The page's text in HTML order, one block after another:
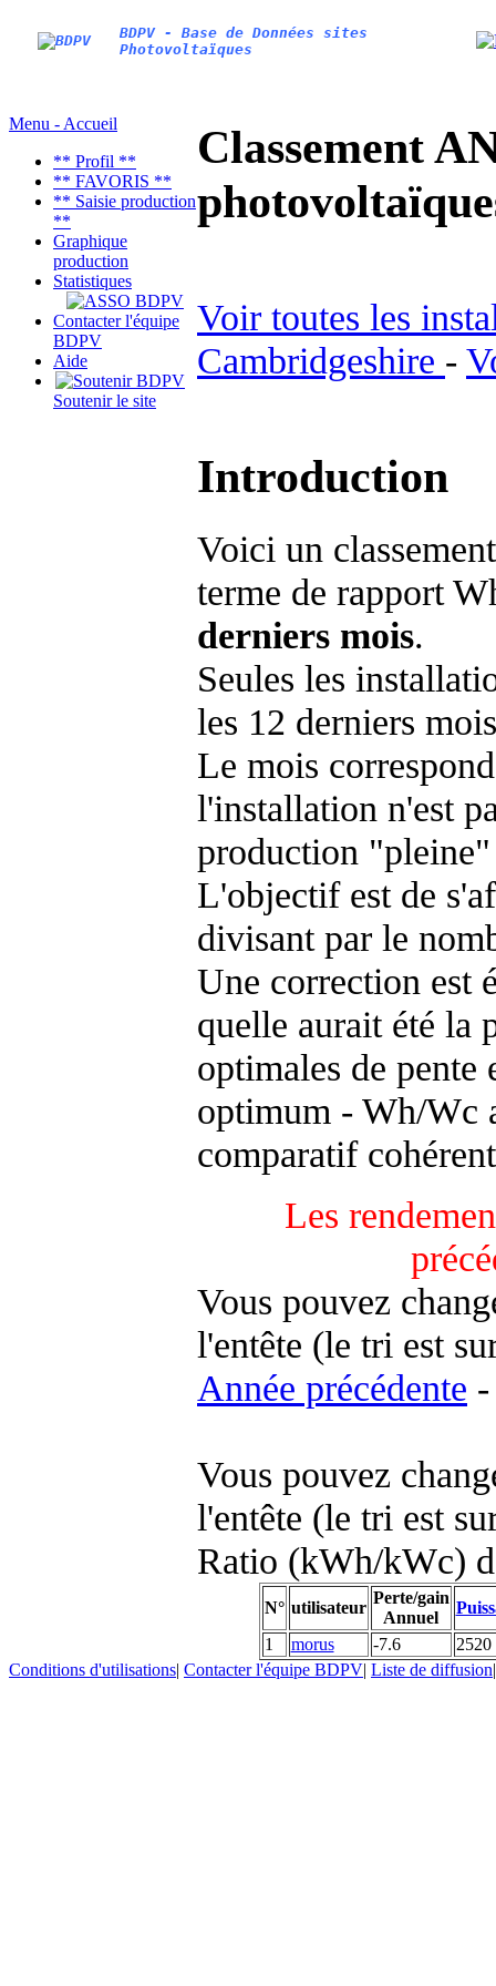
BDPV - Base de Données sites
Photovoltaïques
Menu - Accueil
** Profil **
** FAVORIS **
** Saisie production
**
Graphique
production
Statistiques
Contacter l'équipe
BDPV
Aide
Soutenir le site
Classement
Voir toutes les
Cambridgeshire -
Introduction
Voici un
terme de rapport
derniers mois.
Seules les
les 12 derniers
Le mois
l'installation n'est
production "pleine"
L'objectif est de
divisant par le
Une correction est
quelle aurait été la
optimales de
optimum - Wh/Wc
comparatif
Les
Vous pouvez
l'entête (le tri est
Année précédente
Vous pouvez
l'entête (le tri est
Ratio (kWh/kWc)
N° utilisateur
Perte/gain
Annuel
1
morus -7.6
2520
Conditions d'utilisations| Contacter l'équipe BDPV| Liste de diffusion